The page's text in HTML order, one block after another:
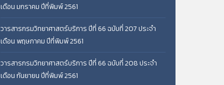
เดือน มกราคม ปีที่พิมพ์ 2561
วารสารกรมวิทยาศาสตร์บริการ ปีที่ 66 ฉบับที่ 207 ประจำ
เดือน พฤษภาคม ปีที่พิมพ์ 2561
วารสารกรมวิทยาศาสตร์บริการ ปีที่ 66 ฉบับที่ 208 ประจำ
เดือน กันยายน ปีที่พิมพ์ 2561